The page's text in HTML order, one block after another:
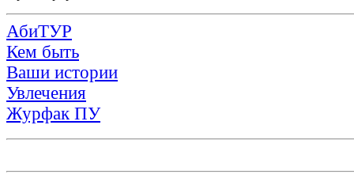
АбиТУР
Кем быть
Ваши истории
Увлечения
Журфак ПУ